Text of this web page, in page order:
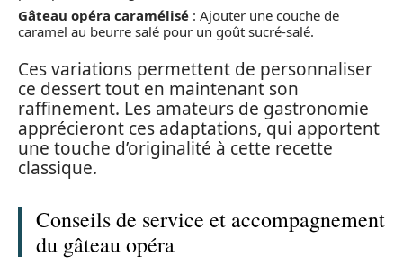
Gâteau opéra caramélisé : Ajouter une couche de
caramel au beurre salé pour un goût sucré-salé.
Ces variations permettent de personnaliser
ce dessert tout en maintenant son
raffinement. Les amateurs de gastronomie
apprécieront ces adaptations, qui apportent
une touche d’originalité à cette recette
classique.
Conseils de service et accompagnement
du gâteau opéra